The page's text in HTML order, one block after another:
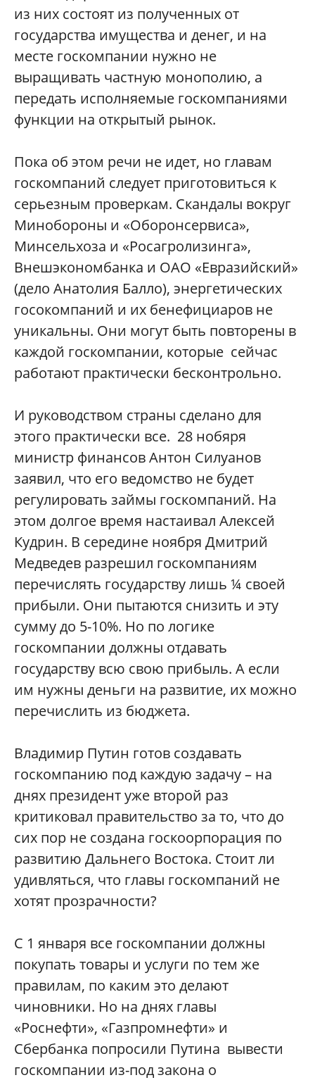
из них состоят из полученных от
государства имущества и денег, и на
месте госкомпании нужно не
выращивать частную монополию, а
передать исполняемые госкомпаниями
функции на открытый рынок.
Пока об этом речи не идет, но главам
госкомпаний следует приготовиться к
серьезным проверкам. Скандалы вокруг
Минобороны и «Оборонсервиса»,
Минсельхоза и «Росагролизинга»,
Внешэкономбанка и ОАО «Евразийский»
(дело Анатолия Балло), энергетических
госокомпаний и их бенефициаров не
уникальны. Они могут быть повторены в
каждой госкомпании, которые сейчас
работают практически бесконтрольно.
И руководством страны сделано для
этого практически все. 28 нобяря
министр финансовАнтон Силуанов
заявил, что его ведомство не будет
регулировать займы госкомпаний. На
этом долгое время настаивал Алексей
Кудрин. В середине ноября Дмитрий
Медведев разрешил госкомпаниям
перечислять государствулишь ¼ своей
прибыли. Они пытаются снизить и эту
суммудо 5-10%. Но по логике
госкомпании должны отдавать
государству всю свою прибыль. А если
им нужны деньги на развитие, их можно
перечислить из бюджета.
Владимир Путин готов создавать
госкомпанию под каждую задачу– на
днях президентуже второй раз
критиковал правительство за то, что до
сих пор не создана госкоорпорация по
развитию Дальнего Востока. Стоитли
удивляться, что главы госкомпаний не
хотят прозрачности?
С 1 января все госкомпании должны
покупать товары и услуги по тем же
правилам, по каким это делают
чиновники. Но на днях главы
«Роснефти», «Газпромнефти» и
Сбербанка попросили Путина вывести
госкомпании из-подзакона о